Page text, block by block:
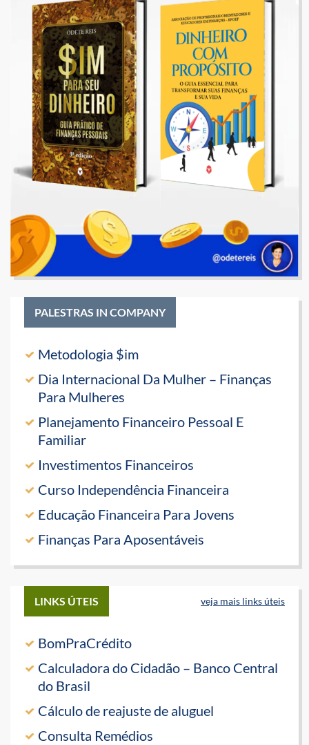
PALESTRAS IN COMPANY
Metodologia $im
Dia Internacional Da Mulher – Finanças
Para Mulheres
Planejamento Financeiro Pessoal E
Familiar
Investimentos Financeiros
Curso Independência Financeira
Educação Financeira Para Jovens
Finanças Para Aposentáveis
LINKS ÚTEIS veja mais links úteis
BomPraCrédito
Calculadora do Cidadão – Banco Central
do Brasil
Cálculo de reajuste de aluguel
Consulta Remédios